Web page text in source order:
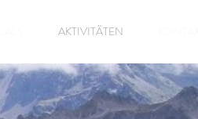
AKTIVITÄTEN